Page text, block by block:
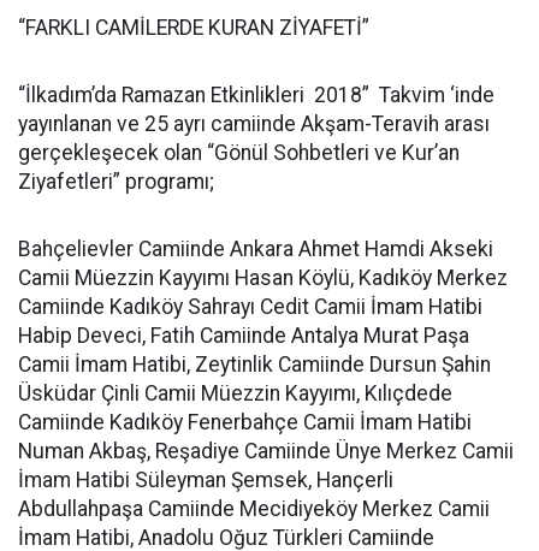
“FARKLI CAMİLERDE KURAN ZİYAFETİ”
“İlkadım’da Ramazan Etkinlikleri 2018” Takvim ‘inde
yayınlanan ve 25 ayrı camiinde Akşam-Teravih arası
gerçekleşecek olan “Gönül Sohbetleri ve Kur’an
Ziyafetleri” programı;
Bahçelievler Camiinde Ankara Ahmet Hamdi Akseki
Camii Müezzin Kayyımı Hasan Köylü, Kadıköy Merkez
Camiinde Kadıköy Sahrayı Cedit Camii İmam Hatibi
Habip Deveci, Fatih Camiinde Antalya Murat Paşa
Camii İmam Hatibi, Zeytinlik Camiinde Dursun Şahin
Üsküdar Çinli Camii Müezzin Kayyımı, Kılıçdede
Camiinde Kadıköy Fenerbahçe Camii İmam Hatibi
Numan Akbaş, Reşadiye Camiinde Ünye Merkez Camii
İmam Hatibi Süleyman Şemsek, Hançerli
Abdullahpaşa Camiinde Mecidiyeköy Merkez Camii
İmam Hatibi, Anadolu Oğuz Türkleri Camiinde